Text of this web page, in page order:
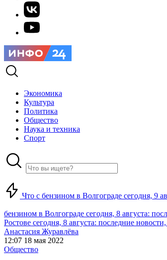
Экономика
Культура
Политика
Общество
Наука и техника
Спорт
Что с бензином в Волгограде сегодня, 9
бензином в Волгограде сегодня, 8 августа:
Ростове сегодня, 8 августа: последние
Анастасия Журавлёва
12:07 18 мая 2022
Общество